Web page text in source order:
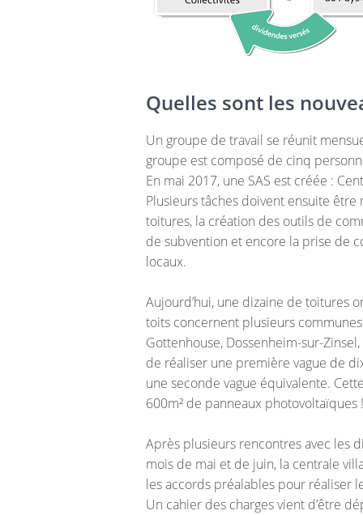
Quelles sont les
Un groupe de travail se réunit
groupe est composé de cinq
En mai 2017, une SAS est créée :
Plusieurs tâches doivent ensuite
toitures, la création des outils de
de subvention et encore la prise de
locaux.
Aujourd’hui, une dizaine de toitures
toits concernent plusieurs
Gottenhouse, Dossenheim-sur-
de réaliser une première vague de
une seconde vague équivalente.
600m² de panneaux
Après plusieurs rencontres avec les
mois de mai et de juin, la centrale
les accords préalables pour réaliser
Un cahier des charges vient d’être